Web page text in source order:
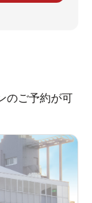
のご予約が可